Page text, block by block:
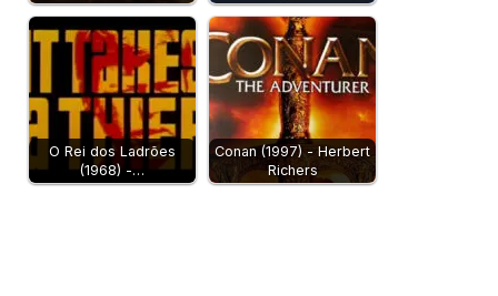
O Rei dos Ladrões
(1968) -…
Conan (1997) - Herbert
Richers